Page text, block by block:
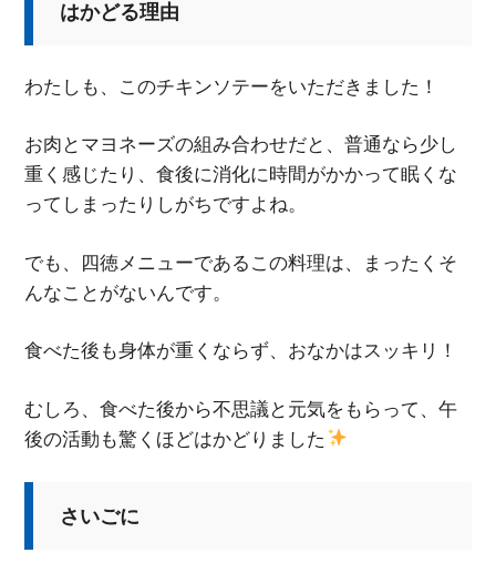
はかどる理由
わたしも、このチキンソテーをいただきました！
お肉とマヨネーズの組み合わせだと、普通なら少し
重く感じたり、食後に消化に時間がかかって眠くな
ってしまったりしがちですよね。
でも、四徳メニューであるこの料理は、まったくそ
んなことがないんです。
食べた後も身体が重くならず、おなかはスッキリ！
むしろ、食べた後から不思議と元気をもらって、午
後の活動も驚くほどはかどりました
さいごに